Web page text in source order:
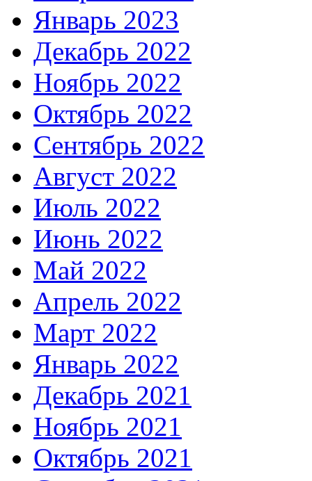
Январь 2023
Декабрь 2022
Ноябрь 2022
Октябрь 2022
Сентябрь 2022
Август 2022
Июль 2022
Июнь 2022
Май 2022
Апрель 2022
Март 2022
Январь 2022
Декабрь 2021
Ноябрь 2021
Октябрь 2021